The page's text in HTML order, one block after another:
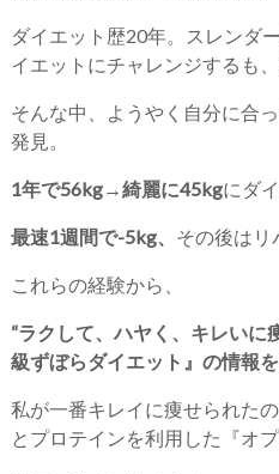
ダイエット歴20年。スレンダ
イエットにチャレンジするも
そんな中、ようやく自分に合
発見。
1年で56kg→綺麗に45kgにダ
最速1週間で-5kg、 その後はリ
これらの経験から、
“ラクして、ハヤく、キレいに
級ずぼらダイエット』の情報
私が一番キレイに痩せられた
とプロテインを利用した『オ